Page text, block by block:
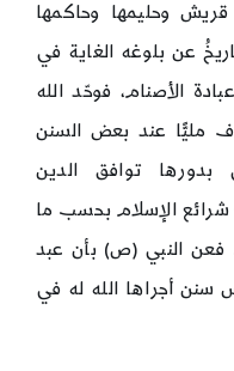
وحليمها وحاكمها
عن بلوغه الغاية في
الأصنام، فوحّد الله
مليًّا عند بعض السنن
توافق الدين
شرائع الإسلام بحسب ما
فعن النبي (ص) بأن عبد
أجراها الله له في